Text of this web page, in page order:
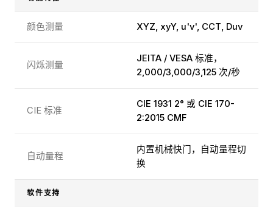
颜色测量 XYZ, xyY, u'v', CCT, Duv
闪烁测量
JEITA / VESA 标准，
2,000/3,000/3,125 次/秒
CIE 标准
CIE 1931 2° 或 CIE 170-
2:2015 CMF
自动量程
内置机械快门，自动量程切
换
软件支持